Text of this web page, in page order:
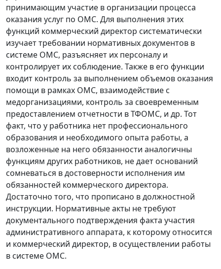
принимающим участие в организации процесса
оказания услуг по ОМС. Для выполнения этих
функций коммерческий директор систематически
изучает требовании нормативных документов в
системе ОМС, разъясняет их персоналу и
контролирует их соблюдение. Также в его функции
входит контроль за выполнением объемов оказания
помощи в рамках ОМС, взаимодействие с
медорганизациями, контроль за своевременным
предоставлением отчетности в ТФОМС, и др. Тот
факт, что у работника нет профессионального
образования и необходимого опыта работы, а
возложенные на него обязанности аналогичны
функциям других работников, не дает оснований
сомневаться в достоверности исполнения им
обязанностей коммерческого директора.
Достаточно того, что прописано в должностной
инструкции. Нормативные акты не требуют
документального подтверждения факта участия
административного аппарата, к которому относится
и коммерческий директор, в осуществлении работы
в системе ОМС.